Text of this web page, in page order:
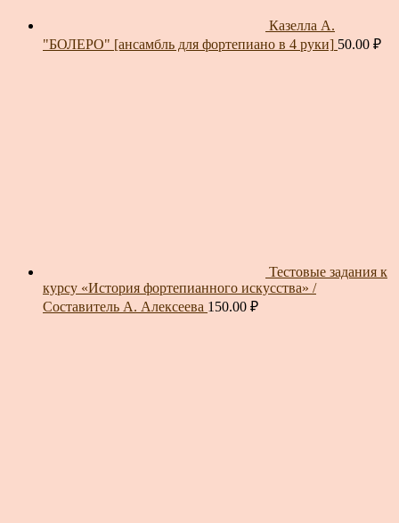
Казелла А.
"БОЛЕРО" [ансамбль для фортепиано в 4 руки] 50.00 ₽
Тестовые задания к
курсу «История фортепианного искусства» /
Составитель А. Алексеева 150.00 ₽